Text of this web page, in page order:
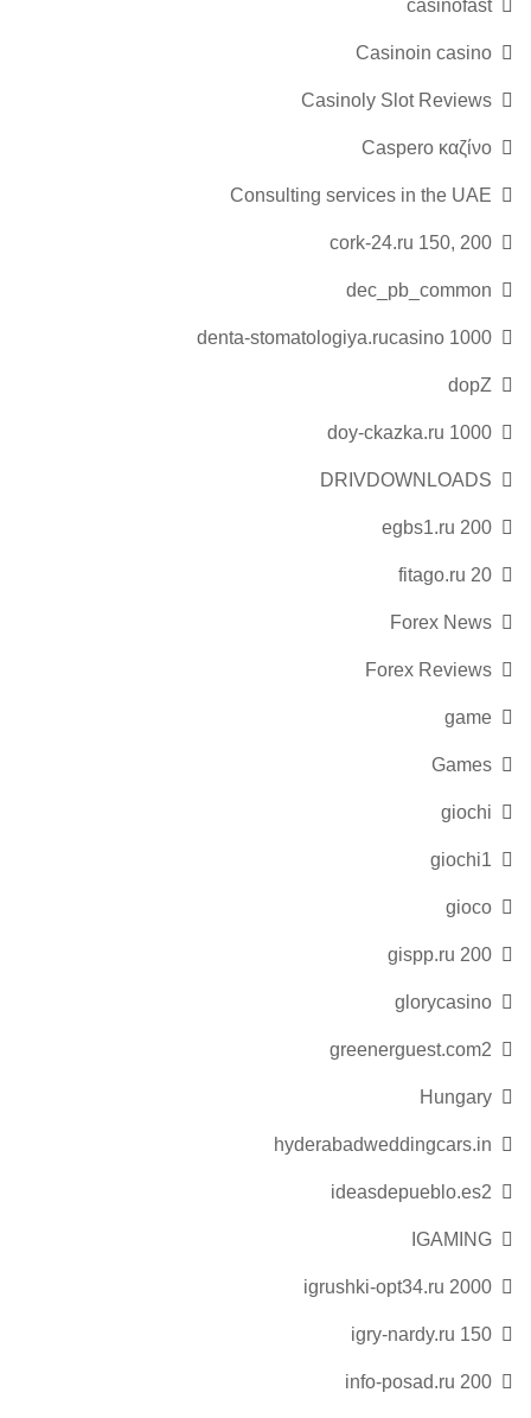
casinofast
Casinoin casino
Casinoly Slot Reviews
Caspero καζίνο
Consulting services in the UAE
cork-24.ru 150, 200
dec_pb_common
denta-stomatologiya.rucasino 1000
dopZ
doy-ckazka.ru 1000
DRIVDOWNLOADS
egbs1.ru 200
fitago.ru 20
Forex News
Forex Reviews
game
Games
giochi
giochi1
gioco
gispp.ru 200
glorycasino
greenerguest.com2
Hungary
hyderabadweddingcars.in
ideasdepueblo.es2
IGAMING
igrushki-opt34.ru 2000
igry-nardy.ru 150
info-posad.ru 200